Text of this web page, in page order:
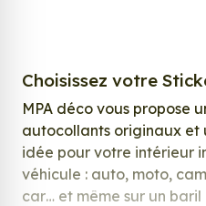
Choisissez votre
MPA déco vous propose
autocollants originaux et
idée pour votre intérieur
véhicule : auto, moto,
car… et même sur un baril